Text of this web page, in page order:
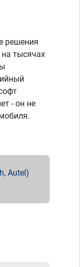
решения
тысячах
- он не
Autel)